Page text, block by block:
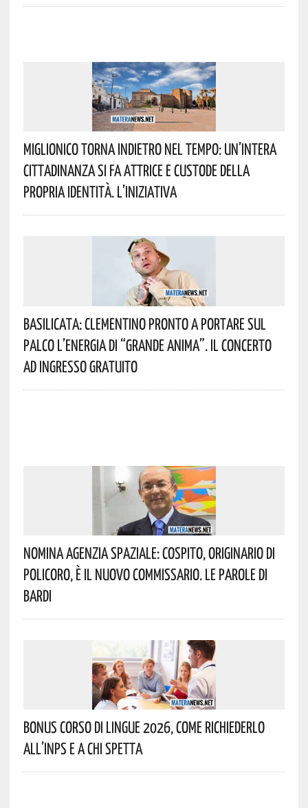
Miglionico Torna Indietro Nel Tempo: Un’intera
Cittadinanza Si Fa Attrice E Custode Della
Propria Identità. L’iniziativa
Basilicata: Clementino Pronto A Portare Sul
Palco L’energia Di “Grande Anima”. Il Concerto
Ad Ingresso Gratuito
Nomina Agenzia Spaziale: Cospito, Originario Di
Policoro, È Il Nuovo Commissario. Le Parole Di
Bardi
Bonus Corso Di Lingue 2026, Come Richiederlo
All’INPS E A Chi Spetta